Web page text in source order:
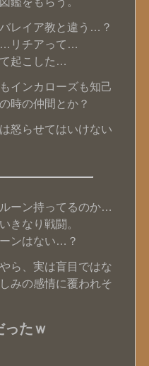
レイア教と違う…？
…リチアって…
起こした…
インカローズも知己
時の仲間とか？
怒らせてはいけない
ーン持ってるのか…
きなり戦闘。
ンはない…？
ら、実は盲目ではな
みの感情に覆われそ
ったｗ